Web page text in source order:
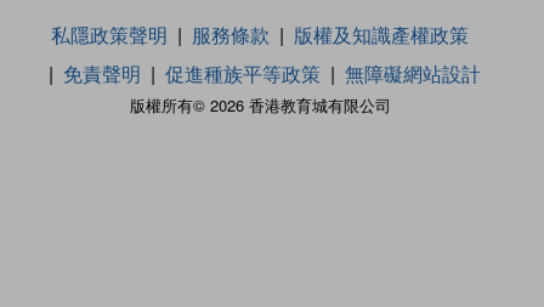
版權所有© 2026 香港教育城有限公司
私隱政策聲明 服務條款
版權及知識產權政策
免責聲明
促進種族平等政策 無障礙網站設計